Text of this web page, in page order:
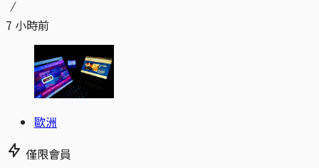
7 小時前
歐洲
僅限會員